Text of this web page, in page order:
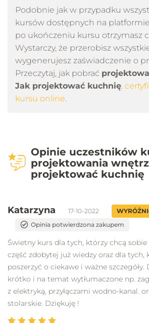
Podobnie jak w przypadku
kursów dostępnych na platformie
po ukończeniu kursu otrzymasz
Wystarczy, że przerobisz
wygenerujesz zaświadczenie o
Przeczytaj, jak pobrać
Jak projektować kuchnię.
kursu online.
Opinie uczestników
projektowania
projektować kuchnię
Katarzyna 17-10-2022
Opinia potwierdzona zakupem
Świetny kurs dla tych, którzy chcą
część zdobytej już wiedzy oraz dla tych,
poszerzyć o ciekawe i ważne
krótko i na temat wytłumaczone np.
z elektryką, przyłączami wodno-kanal.
stolarskie. Dziękuję !